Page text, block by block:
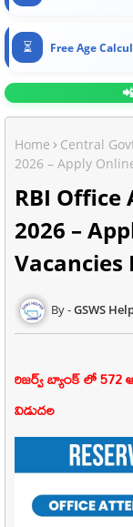
⏳ Free Age
Home Central
2026 – Apply
RBI
2026 –
GSWS
రిజర్వ్ బ్యాంక్లో 572
విడుదల